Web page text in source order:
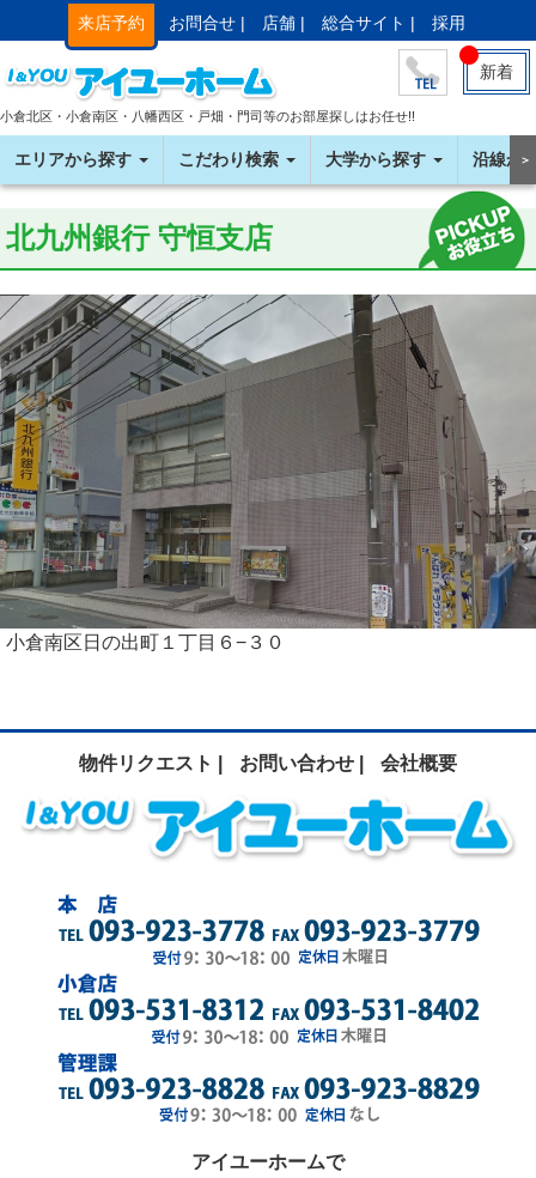
来店予約 お問合せ | 店舗 | 総合サイト | 採用
新着
小倉北区・小倉南区・八幡西区・戸畑・門司等のお部屋探しはお任せ!!
エリアから探す こだわり検索 大学から探す 沿線か＞
北九州銀行 守恒支店
小倉南区日の出町１丁目６−３０
物件リクエスト | お問い合わせ | 会社概要
アイユーホームで